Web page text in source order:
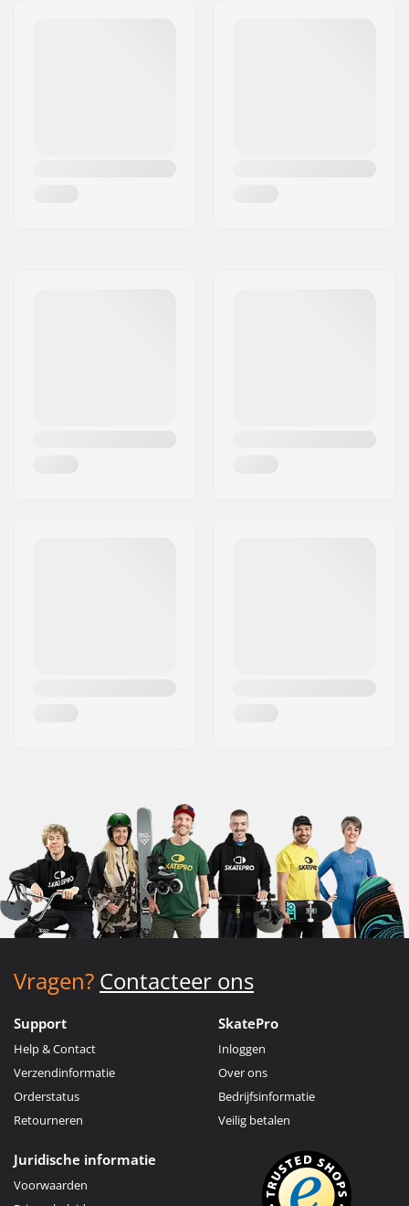
Vragen? Contacteer ons
Support
Help & Contact
Verzendinformatie
Orderstatus
Retourneren
SkatePro
Inloggen
Over ons
Bedrijfsinformatie
Veilig betalen
Juridische informatie
Voorwaarden